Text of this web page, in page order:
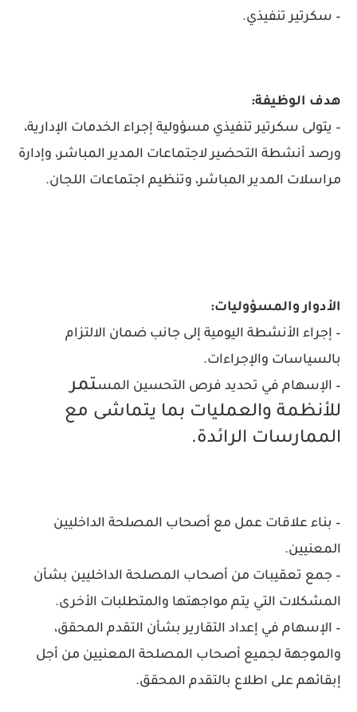
– سكرتير تنفيذي.
هدف الوظيفة:
– يتولى سكرتير تنفيذي مسؤولية إجراء الخدمات الإدارية،
ورصد أنشطة التحضير لاجتماعات المدير المباشر، وإدارة
مراسلات المدير المباشر، وتنظيم اجتماعات اللجان.
الأدوار والمسؤوليات:
– إجراء الأنشطة اليومية إلى جانب ضمان الالتزام
بالسياسات والإجراءات.
– الإسهام في تحديد فرص التحسين المستمر
للأنظمة والعمليات بما يتماشى مع
الممارسات الرائدة.
– بناء علاقات عمل مع أصحاب المصلحة الداخليين
المعنيين.
– جمع تعقيبات من أصحاب المصلحة الداخليين بشأن
المشكلات التي يتم مواجهتها والمتطلبات الأخرى.
– الإسهام في إعداد التقارير بشأن التقدم المحقق،
والموجهة لجميع أصحاب المصلحة المعنيين من أجل
إبقائهم على اطلاع بالتقدم المحقق.